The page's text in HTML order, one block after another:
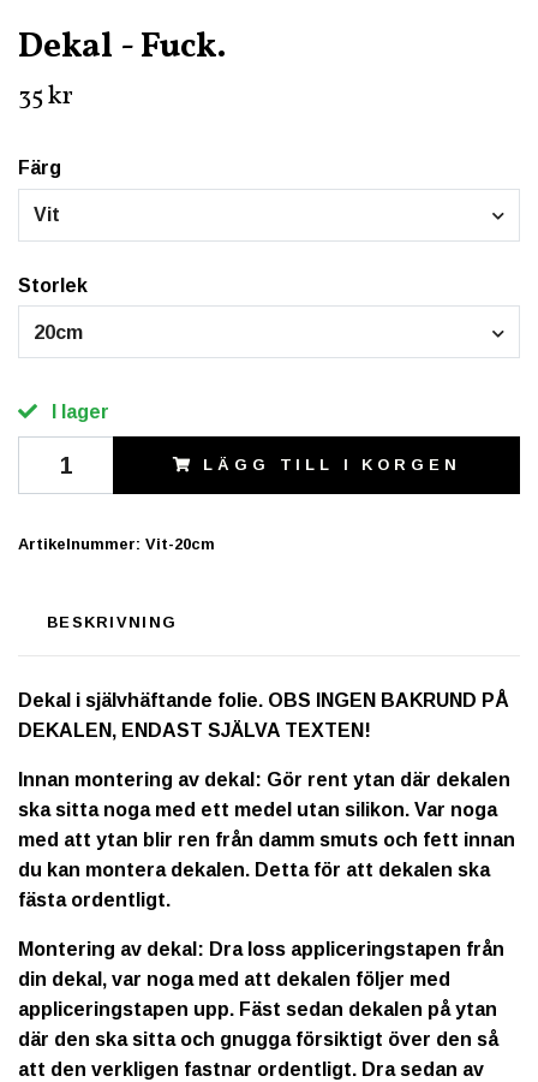
Dekal - Fuck.
35 kr
Färg
Vit
Storlek
20cm
I lager
LÄGG TILL I KORGEN
Artikelnummer: Vit-20cm
BESKRIVNING
Dekal i självhäftande folie. OBS INGEN BAKRUND PÅ
DEKALEN, ENDAST SJÄLVA TEXTEN!
Innan montering av dekal: Gör rent ytan där dekalen
ska sitta noga med ett medel utan silikon. Var noga
med att ytan blir ren från damm smuts och fett innan
du kan montera dekalen. Detta för att dekalen ska
fästa ordentligt.
Montering av dekal: Dra loss appliceringstapen från
din dekal, var noga med att dekalen följer med
appliceringstapen upp. Fäst sedan dekalen på ytan
där den ska sitta och gnugga försiktigt över den så
att den verkligen fastnar ordentligt. Dra sedan av